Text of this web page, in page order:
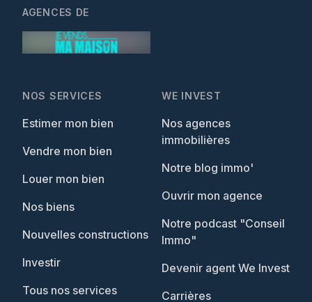
NOS SERVICES
Estimer mon bien
Vendre mon bien
Louer mon bien
Nos biens
Nouvelles constructions
Investir
Tous nos services
WE INVEST
Nos agences
immobilières
Notre blog immo'
Ouvrir mon agence
Notre podcast "Conseil
Immo"
Devenir agent We Invest
Carrières
AGENCES DE